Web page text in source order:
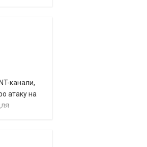
канали,
атаку на